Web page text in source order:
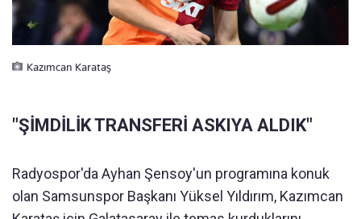
Kazımcan Karataş
"ŞİMDİLİK TRANSFERİ ASKIYA ALDIK"
Radyospor'da Ayhan Şensoy'un programına konuk
olan Samsunspor Başkanı Yüksel Yıldırım, Kazımcan